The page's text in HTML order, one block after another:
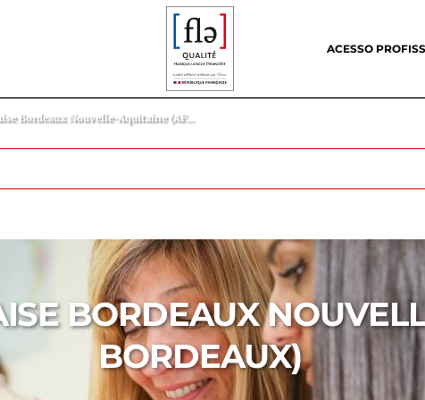
ACESSO
Bordeaux Nouvelle-Aquitaine (AF...
BORDEAUX
BORDEAUX)